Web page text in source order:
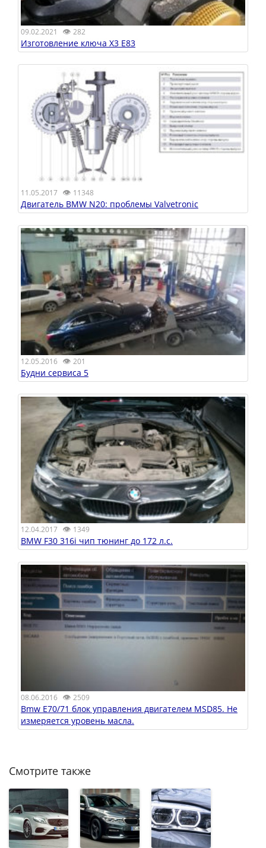
09.02.2021 👁 282
Изготовление ключа X3 E83
11.05.2017 👁 11348
Двигатель BMW N20: проблемы Valvetronic
12.05.2016 👁 201
Будни сервиса 5
12.04.2017 👁 1349
BMW F30 316i чип тюнинг до 172 л.с.
08.06.2016 👁 2509
Bmw E70/71 блок управления двигателем MSD85. Не
измеряется уровень масла.
Смотрите также